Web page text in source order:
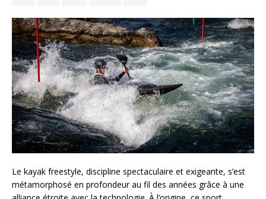
Le kayak freestyle, discipline spectaculaire et exigeante, s’est
métamorphosé en profondeur au fil des années grâce à une